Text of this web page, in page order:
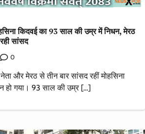
किदवई का 93 साल की उम्र में निधन, मेरठ
सांसद
0
और मेरठ से तीन बार सांसद रहीं मोहसिना
हो गया। 93 साल की उम्र […]